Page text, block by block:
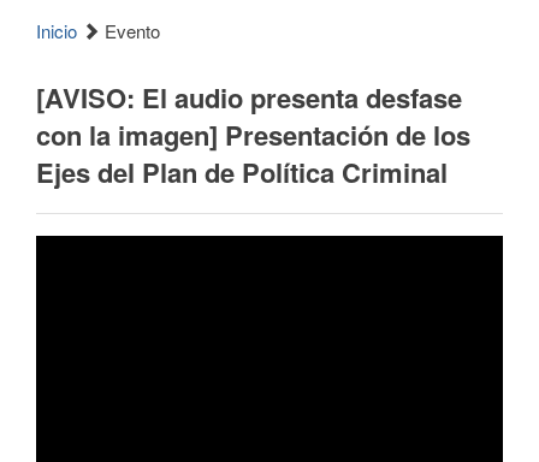
Inicio Evento
[AVISO: El audio presenta desfase
con la imagen] Presentación de los
Ejes del Plan de Política Criminal